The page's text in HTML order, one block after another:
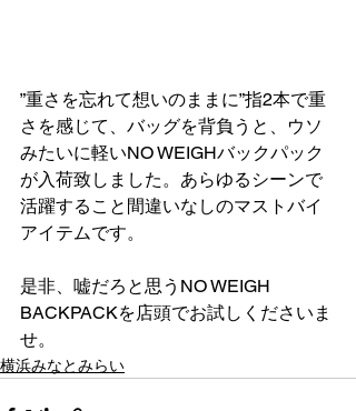
”重さを忘れて想いのままに”指2本で重
さを感じて、バッグを背負うと、ウソ
みたいに軽いNO WEIGHバックパック
が入荷致しました。あらゆるシーンで
活躍すること間違いなしのマストバイ
アイテムです。
是非、嘘だろと思うNO WEIGH
BACKPACKを店頭でお試しくださいま
せ。
横浜みなとみらい